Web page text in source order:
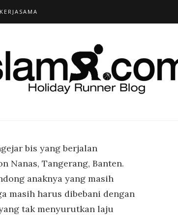
KERJASAMA
bis yang berjalan
Nanas, Tangerang, Banten.
anaknya yang masih
masih harus dibebani dengan
tak menyurutkan laju